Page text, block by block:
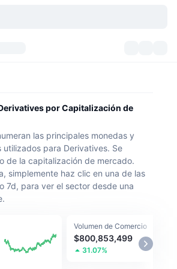
de tokens
real
del mercado
BNB
memes
por Capitalización de
las principales monedas y
para Derivatives. Se
de la capitalización de mercado.
simplemente haz clic en una de las
7d, para ver el sector desde una
Volumen de Comercio
$800,853,499
31.07%